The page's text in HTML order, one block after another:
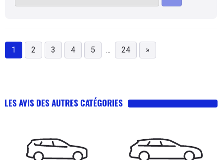
1 2 3 4 5 ... 24 »
LES AVIS DES AUTRES CATÉGORIES